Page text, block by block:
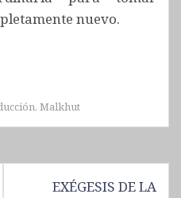
nuevo.
, Malkhut
EXÉGESIS DE LA